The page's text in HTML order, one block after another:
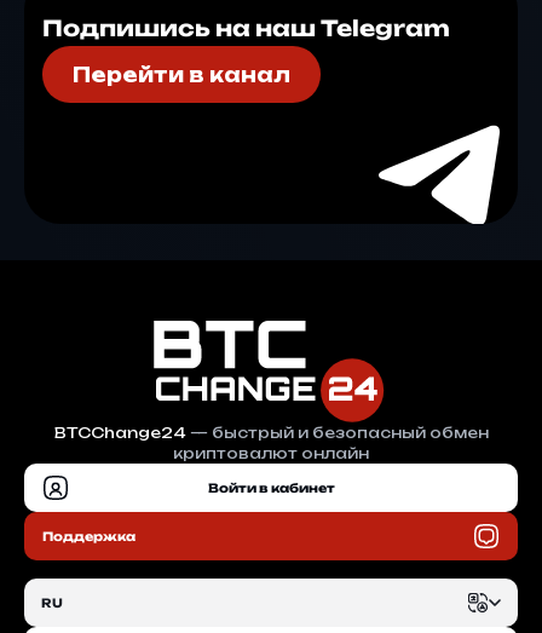
Подпишись на наш Telegram
Перейти в канал
BTCChange24— быстрый и безопасный обмен
криптовалют онлайн
Войти в кабинет
Поддержка
RU